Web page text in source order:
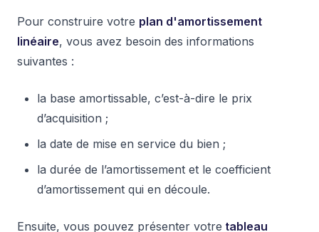
Pour construire votre plan d'amortissement
linéaire, vous avez besoin des informations
suivantes :
la base amortissable, c’est-à-dire le prix
d’acquisition ;
la date de mise en service du bien ;
la durée de l’amortissement et le coefficient
d’amortissement qui en découle.
Ensuite, vous pouvez présenter votre tableau